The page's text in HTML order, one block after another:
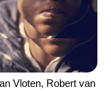
Vloten, Robert van